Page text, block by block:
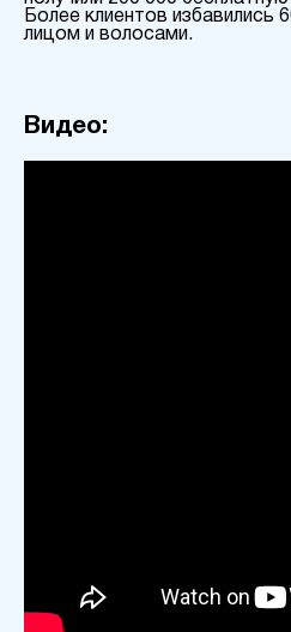
Более клиентов избавились
лицом и волосами.
Видео: